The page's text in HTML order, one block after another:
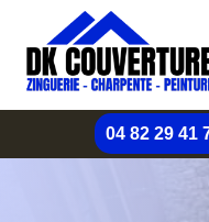
04 82 29 41